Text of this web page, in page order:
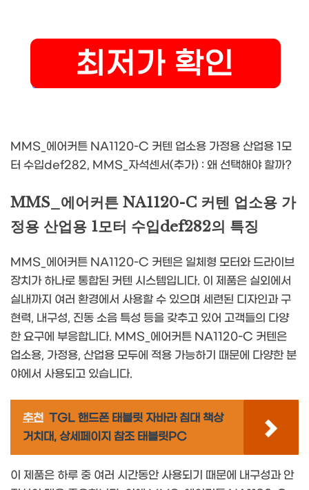
MMS_에어커튼 NA1120-C 커텐 업소용 가정용 산업용 1모
터 수입def282, MMS_자석센서(추가) : 왜 선택해야 할까?
MMS_에어커튼 NA1120-C 커텐 업소용 가
정용 산업용 1모터 수입def282의 특징
MMS_에어커튼 NA1120-C 커텐은 일체형 모터와 드라이브
장치가 하나로 통합된 커텐 시스템입니다. 이 제품은 실외에서
실내까지 여러 환경에서 사용할 수 있으며 세련된 디자인과 구
현력, 내구성, 진동 소음 특성 등을 갖추고 있어 고객들의 다양
한 요구에 부응합니다. MMS_에어커튼 NA1120-C 커텐은
업소용, 가정용, 산업용 모두에 적용 가능하기 때문에 다양한 분
야에서 사용되고 있습니다.
추천 TGL 핸드폰 태블릿 자바라 침대 책상
거치대, 상세페이지 참조 태블릿PC
이 제품은 하루 중 여러 시간동안 사용되기 때문에 내구성과 안